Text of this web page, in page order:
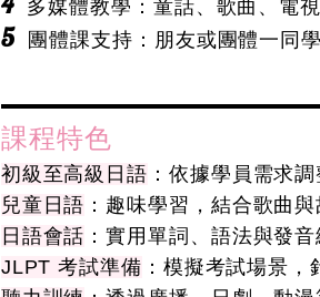
多媒體教學：童話、歌曲、電視
5 團體課支持：朋友或團體一同
課程特色
初級至高級日語 ：依據學員需求
兒童日語 ：趣味學習，結合歌曲與
日語會話 ：實用單詞、語法與發
JLPT 考試準備 ：模擬考試場景，